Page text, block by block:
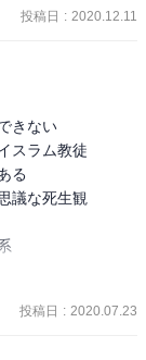
偉大なカリフに導
のは間違いなさ
るコーランを分
ど良い。敬虔な
リムや他宗教か
へ走りやすいな
る。
視する様な風潮
様に扱わなくな
ゃそうだ。原理
考え方で、寧ろ
うのは間違えて
く第一歩だ。911
は敬虔だが、彼
投稿日 : 2020.12.11
きない
スラム教徒
る
議な死生観
投稿日 : 2020.07.23